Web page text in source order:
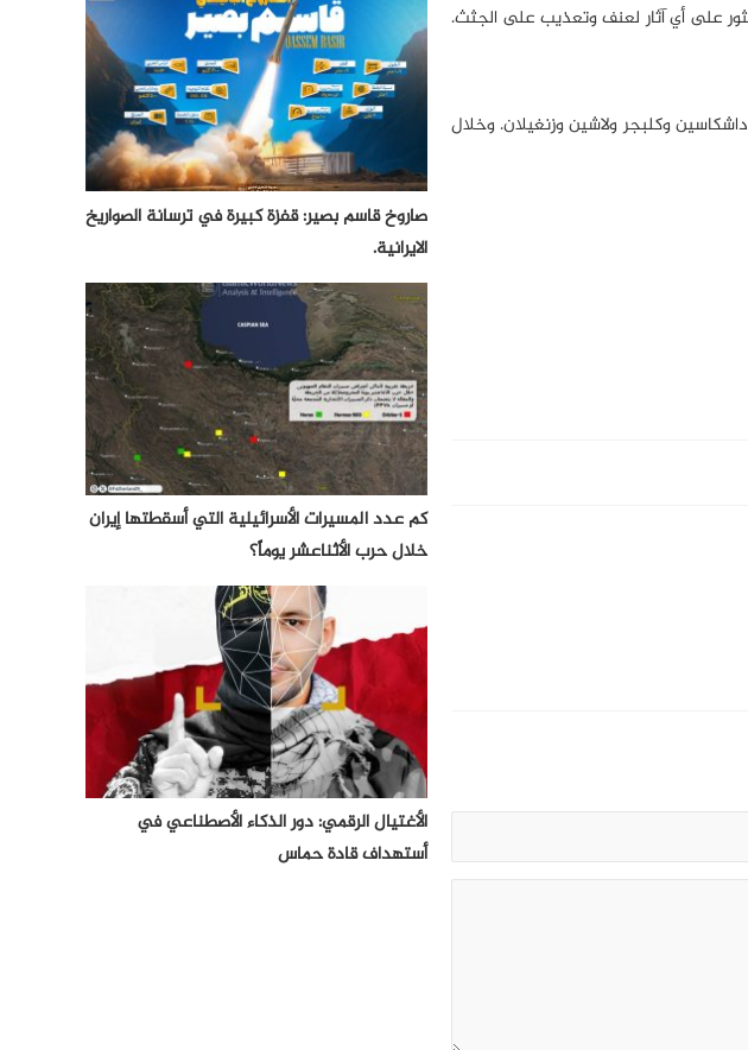
على أي آثار لعنف وتعذيب على الجثث.
محاور داشكاسين وكلبجر ولاشين وزنغيلان. وخلال
صاروخ قاسم بصير: قفزة كبيرة في ترسانة الصواريخ
الايرانية.
كم عدد المسيرات الأسرائيلية التي أسقطتها إيران
خلال حرب الأثناعشر يوماً؟
الأغتيال الرقمي: دور الذكاء الأصطناعي في
أستهداف قادة حماس